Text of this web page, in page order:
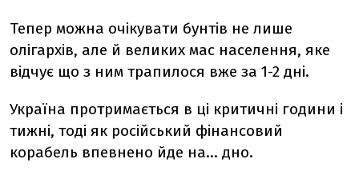
Тепер можна очікувати бунтів не лише
олігархів, але й великих мас населення, яке
відчує що з ним трапилося вже за 1-2 дні.
Україна протримається в ці критичні години і
тижні, тоді як російський фінансовий
корабель впевнено йде на… дно.